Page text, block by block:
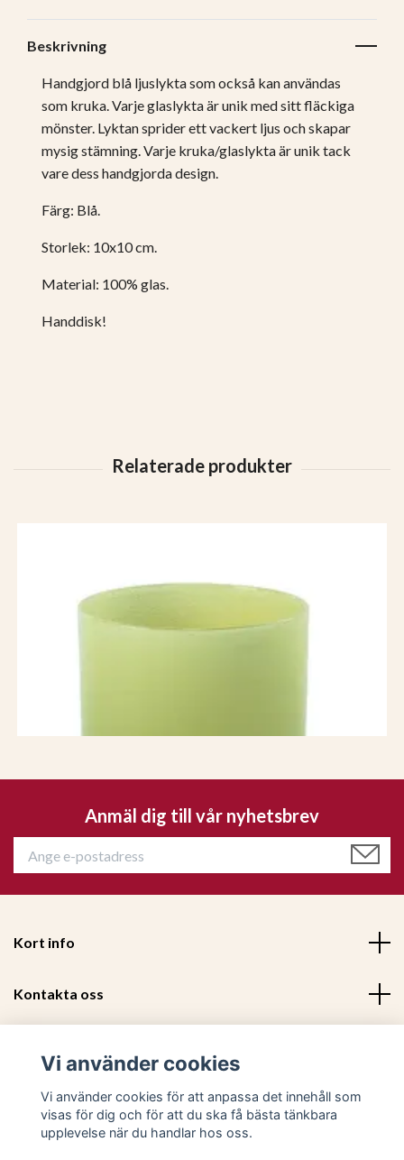
Beskrivning
Handgjord blå ljuslykta som också kan användas
som kruka. Varje glaslykta är unik med sitt fläckiga
mönster. Lyktan sprider ett vackert ljus och skapar
mysig stämning. Varje kruka/glaslykta är unik tack
vare dess handgjorda design.
Färg: Blå.
Storlek: 10x10 cm.
Material: 100% glas.
Handdisk!
479 kr 299 kr
Anmäl dig till vår nyhetsbrev
Kort info
Kontakta oss
Sociala medier
Vi använder cookies
Vi använder cookies för att anpassa det innehåll som
visas för dig och för att du ska få bästa tänkbara
upplevelse när du handlar hos oss.